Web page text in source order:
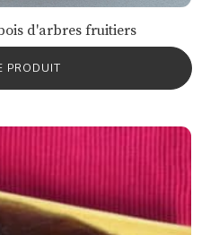
d'arbres fruitiers
PRODUIT